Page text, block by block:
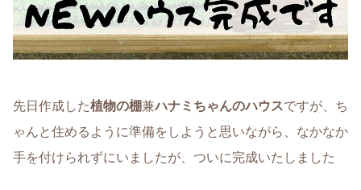
先日作成した植物の棚兼ハナミちゃんのハウスですが、ち
ゃんと住めるように準備をしようと思いながら、なかなか
手を付けられずにいましたが、ついに完成いたしました